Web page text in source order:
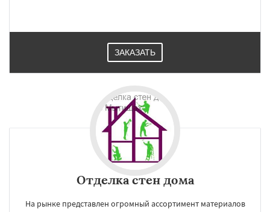
ЗАКАЗАТЬ
Отделка стен дома
На рынке представлен огромный ассортимент материалов